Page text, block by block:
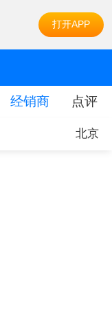
打开APP
经销商 点评
北京